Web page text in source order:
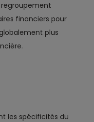
financiers pour
plus
les spécificités du